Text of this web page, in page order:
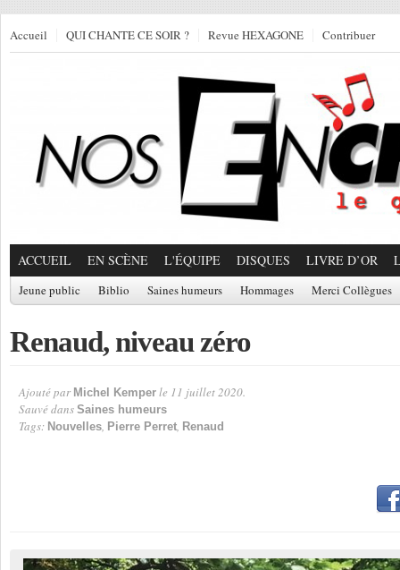
Accueil QUI CHANTE CE SOIR ? Revue HEXAGONE Contribuer
ACCUEIL EN SCÈNE L'ÉQUIPE DISQUES LIVRE D’OR
Jeune public Biblio Saines humeurs Hommages Merci Collègues
Renaud, niveau zéro
Ajouté par Michel Kemper le 11 juillet 2020.
Sauvé dans Saines humeurs
Tags: Nouvelles, Pierre Perret, Renaud